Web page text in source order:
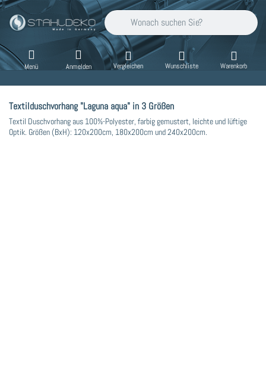
Geben Sie einen Suchbegriff ein. Während
Menü Anmelden Vergleichen Wunschliste Warenkorb
Textilduschvorhang "Laguna aqua" in 3 Größen
Textil Duschvorhang aus 100%-Polyester, farbig gemustert, leichte und lüftige
Optik. Größen (BxH): 120x200cm, 180x200cm und 240x200cm.